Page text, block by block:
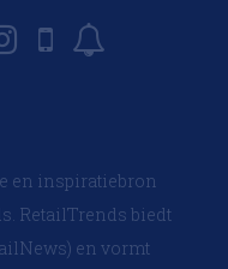
en inspiratiebron
RetailTrends biedt
en vormt